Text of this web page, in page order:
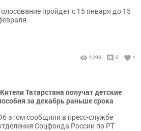
пройдет с 15 января до 15
1296 0 1
Татарстана получат детские
за декабрь раньше срока
этом сообщили в пресс-службе
Соцфонда России по РТ